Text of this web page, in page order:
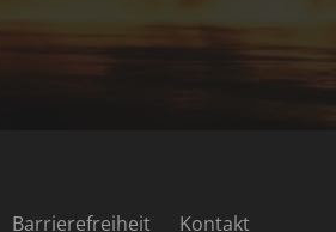
Barrierefreiheit Kontakt